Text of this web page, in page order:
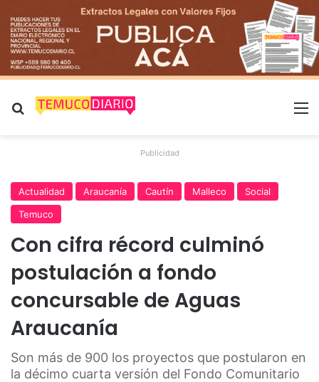
Buscar por
Publicidad
Actualidad Araucanía Cautín Malleco
Social
Temuco
Con cifra récord culminó
postulación a fondo
concursable de Aguas
Araucanía
Son más de 900 los proyectos que postularon en
la décimo cuarta versión del Fondo Comunitario